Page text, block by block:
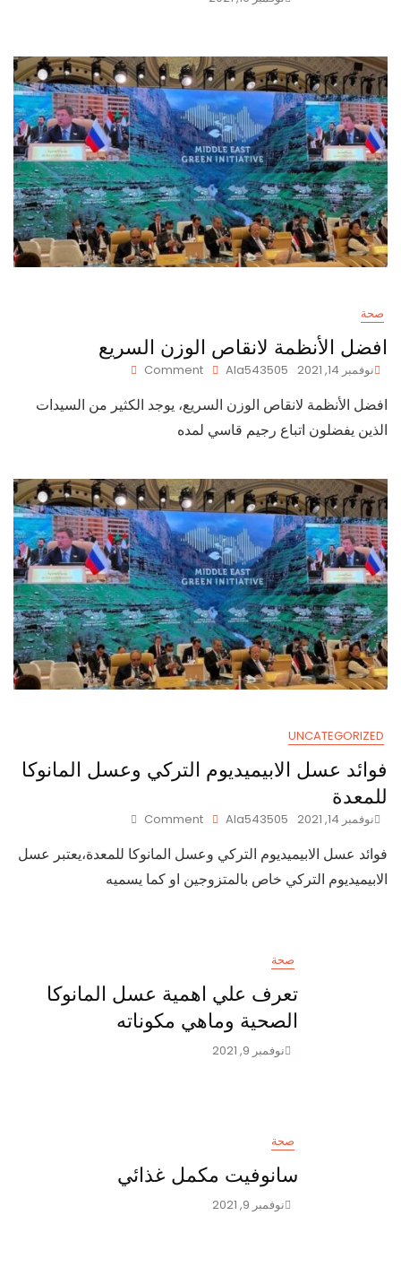
صحة
افضل الأنظمة لانقاص الوزن السريع
نوفمبر 14, 2021 Ala543505
Comment
الأنظمة
افضل الأنظمة لانقاص الوزن السريع، يوجد الكثير من السيدات
الذين يفضلون اتباع رجيم قاسي لمده
UNCATEGORIZED
فوائد عسل الابيميديوم التركي وعسل المانوكا
للمعدة
نوفمبر 14, 2021 Ala543505
Comment
عسل
التركي
فوائد عسل الابيميديوم التركي وعسل المانوكا للمعدة،يعتبر عسل
الابيميديوم التركي خاص بالمتزوجين او كما يسميه
صحة
تعرف علي اهمية عسل المانوكا
الصحية وماهي مكوناته
نوفمبر 9, 2021
صحة
سانوفيت مكمل غذائي
نوفمبر 9, 2021